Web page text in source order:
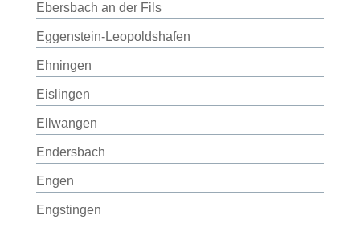
Ebersbach an der Fils
Eggenstein-Leopoldshafen
Ehningen
Eislingen
Ellwangen
Endersbach
Engen
Engstingen